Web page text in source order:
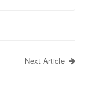
Next Article